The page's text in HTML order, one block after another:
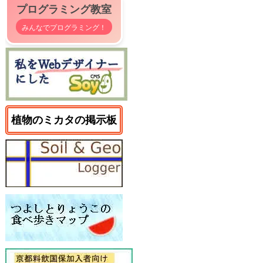
プログラミング教室
みんなでプログラミング！
植物のミカタの掲示板